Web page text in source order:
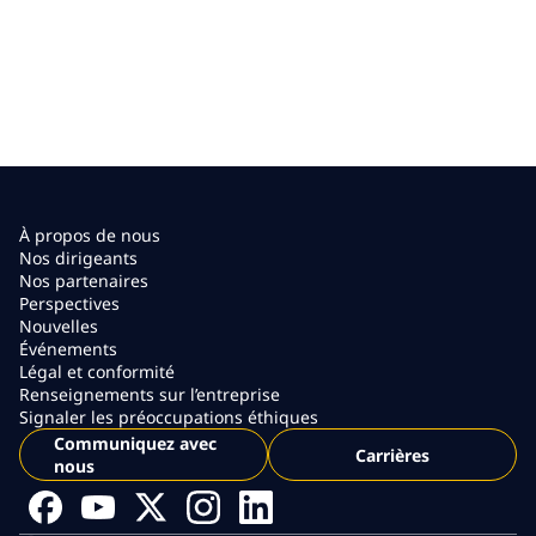
À propos de nous
Nos dirigeants
Nos partenaires
Perspectives
Nouvelles
Événements
Légal et conformité
Renseignements sur l’entreprise
Signaler les préoccupations éthiques
Communiquez avec
nous
Carrières